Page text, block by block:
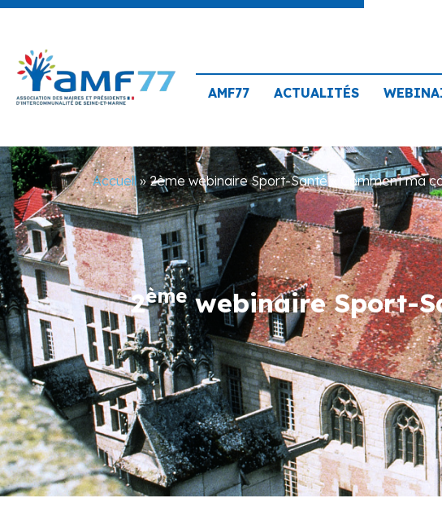
AMF77 ACTUALITÉS
Accueil»2ème webinaire Sport-Santé « Comment ma
2èmewebinaire Sport-